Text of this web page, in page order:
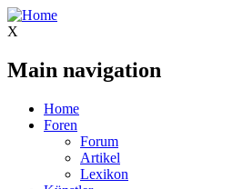
X
Main navigation
Home
Foren
Forum
Artikel
Lexikon